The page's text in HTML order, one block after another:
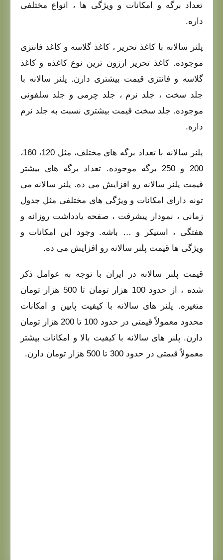
تعداد برگه و امکانات و ویژگی‌ ها ، انواع مختلفی
داره.
پلنر سالانه با کاغذ تحریر ، کاغذ گلاسه و کاغذ فانتزی
موجوده. کاغذ تحریر ارزون‌ ترین نوع کاغذه و کاغذ
گلاسه و فانتزی قیمت بیشتری دارن. پلنر سالانه با
جلد سخت ، جلد نرم ، جلد چرمی و جلد سلفونی
موجوده. جلد سخت قیمت بیشتری نسبت به جلد نرم
داره.
پلنر سالانه با تعداد برگه‌ های مختلف، مثل 120، 160،
200 و 250 برگه موجوده. تعداد برگه‌ های بیشتر
قیمت پلنر سالانه رو افزایش می‌ ده. پلنر سالانه می‌
تونه دارای امکانات و ویژگی‌ های مختلفی مثل جدول
زمانی ، نمودار پیشرفت ، صفحه یادداشت روزانه و
هفتگی ، استیکر و … باشه. وجود این امکانات و
ویژگی‌ ها قیمت پلنر سالانه رو افزایش می‌ ده.
قیمت پلنر سالانه در ایران با توجه به عوامل ذکر
شده ، از حدود 100 هزار تومان تا 500 هزار تومان
متغیره. پلنر های سالانه با کیفیت پایین و امکانات
محدود معمولاً قیمتی در حدود 100 تا 200 هزار تومان
دارن. پلنر های سالانه با کیفیت بالا و امکانات بیشتر
معمولاً قیمتی در حدود 300 تا 500 هزار تومان دارن.